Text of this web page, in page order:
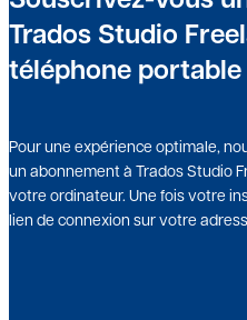
Trados Studio
téléphone portable
Pour une expérience optimale,
un abonnement à Trados Studio
votre ordinateur. Une fois votre
lien de connexion sur votre